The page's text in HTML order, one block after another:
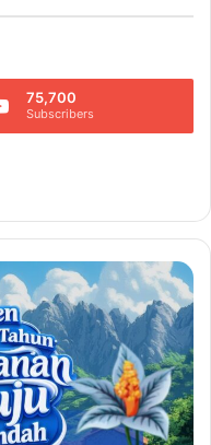
75,700
Subscribers